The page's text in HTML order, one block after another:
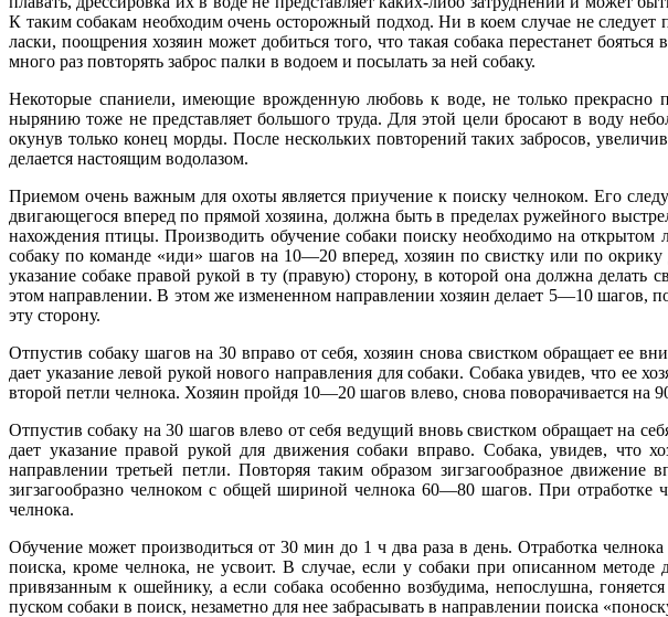
К таким собакам необходим очень осторожный подход. Ни в коем случае не следует
ласки, поощрения хозяин может добиться того, что такая собака перестанет
много раз повторять заброс палки в водоем и посылать за ней собаку.
Некоторые спаниели, имеющие врожденную любовь к воде, не только прекрасно
нырянию тоже не представляет большого труда. Для этой цели бросают в воду
окунув только конец морды. После нескольких повторений таких забросов,
делается настоящим водолазом.
Приемом очень важным для охоты является приучение к поиску челноком. Его
двигающегося вперед по прямой хозяина, должна быть в пределах ружейного
нахождения птицы. Производить обучение собаки поиску необходимо на
собаку по команде «иди» шагов на 10—20 вперед, хозяин по свистку или по
указание собаке правой рукой в ту (правую) сторону, в которой она должна
этом направлении. В этом же измененном направлении хозяин делает 5—10 шагов,
эту сторону.
Отпустив собаку шагов на 30 вправо от себя, хозяин снова свистком обращает ее
дает указание левой рукой нового направления для собаки. Собака увидев, что ее
второй петли челнока. Хозяин пройдя 10—20 шагов влево, снова поворачивается на
Отпустив собаку на 30 шагов влево от себя ведущий вновь свистком обращает на
дает указание правой рукой для движения собаки вправо. Собака, увидев, что
направлении третьей петли. Повторяя таким образом зигзагообразное
зигзагообразно челноком с общей шириной челнока 60—80 шагов. При отработке
челнока.
Обучение может производиться от 30 мин до 1 ч два раза в день. Отработка
поиска, кроме челнока, не усвоит. В случае, если у собаки при описанном
привязанным к ошейнику, а если собака особенно возбудима, непослушна,
пуском собаки в поиск, незаметно для нее забрасывать в направлении поиска